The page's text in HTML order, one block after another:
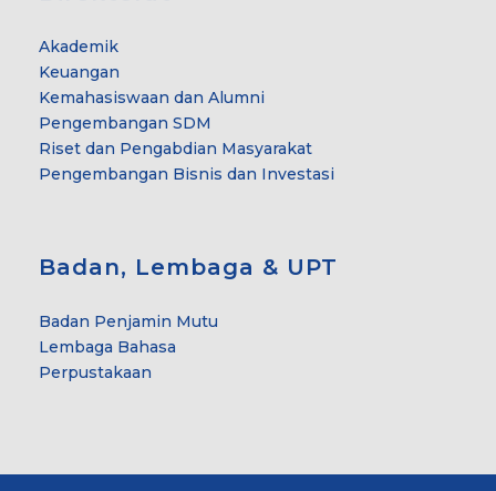
Akademik
Keuangan
Kemahasiswaan dan Alumni
Pengembangan SDM
Riset dan Pengabdian Masyarakat
Pengembangan Bisnis dan Investasi
Badan, Lembaga & UPT
Badan Penjamin Mutu
Lembaga Bahasa
Perpustakaan